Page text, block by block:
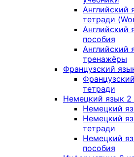
Английский
тетради
Английский
пособия
Английский
тренажёры
Французский
тетради
Немецкий язык 2
Немецкий
Немецкий
тетради
Немецкий
пособия